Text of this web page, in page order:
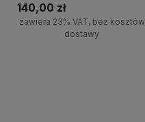
140,00 zł
zawiera 23% VAT, bez kosztów
dostawy